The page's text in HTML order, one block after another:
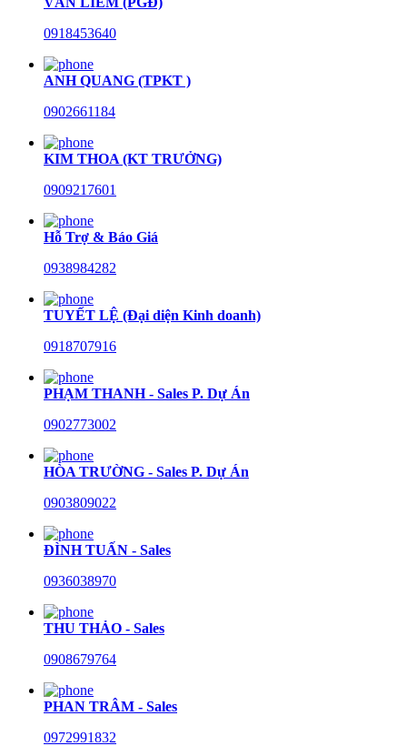
0918453640
ANH QUANG (TPKT )
0902661184
KIM THOA (KT TRƯỞNG)
0909217601
Hỗ Trợ & Báo Giá
0938984282
TUYẾT LỆ (Đại diện Kinh doanh)
0918707916
PHẠM THANH - Sales P. Dự Án
0902773002
HÒA TRƯỜNG - Sales P. Dự Án
0903809022
ĐÌNH TUẤN - Sales
0936038970
THU THẢO - Sales
0908679764
PHAN TRÂM - Sales
0972991832